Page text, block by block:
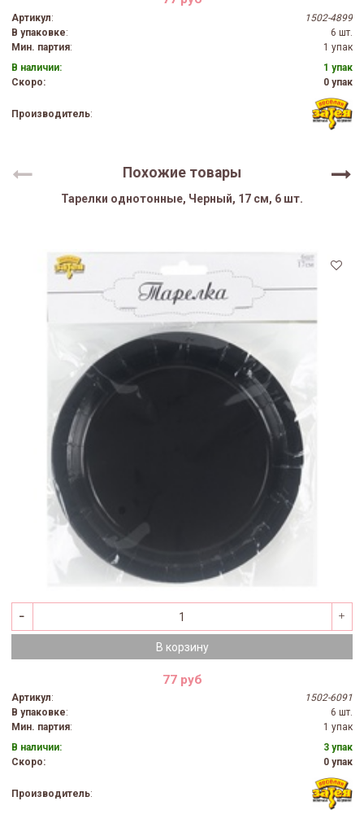
Артикул:
1502-4899
В упаковке:
6 шт.
Мин. партия:
1 упак
В наличии:
1 упак
Скоро:
0 упак
Производитель:
Похожие товары
Тарелки однотонные, Черный, 17 см, 6 шт.
В корзину
77 руб
Артикул:
1502-6091
В упаковке:
6 шт.
Мин. партия:
1 упак
В наличии:
3 упак
Скоро:
0 упак
Производитель: